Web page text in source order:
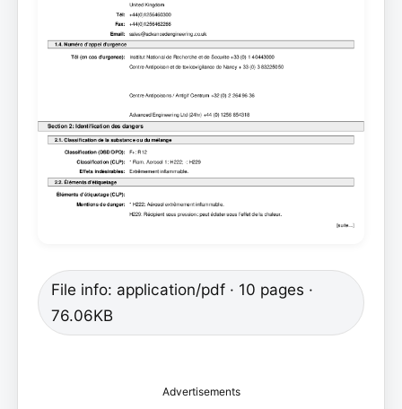
File info: application/pdf · 10 pages ·
76.06KB
Advertisements